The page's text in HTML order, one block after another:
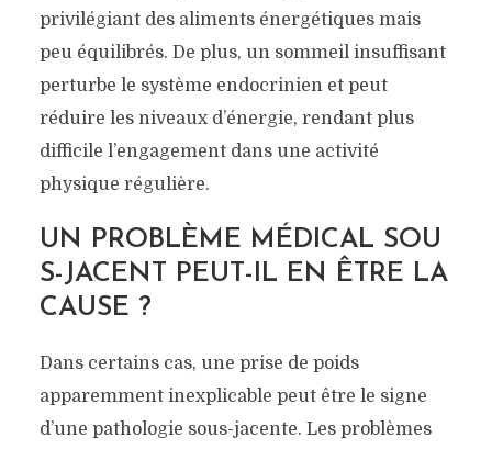
privilégiant des aliments énergétiques mais
peu équilibrés. De plus, un sommeil insuffisant
perturbe le système endocrinien et peut
réduire les niveaux d’énergie, rendant plus
difficile l’engagement dans une activité
physique régulière.
UN PROBLÈME MÉDICAL SOU
S-JACENT PEUT-IL EN ÊTRE LA
CAUSE ?
Dans certains cas, une prise de poids
apparemment inexplicable peut être le signe
d’une pathologie sous-jacente. Les problèmes